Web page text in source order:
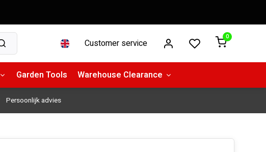
Customer service
0
Garden Tools Warehouse Clearance
Persoonlijk advies